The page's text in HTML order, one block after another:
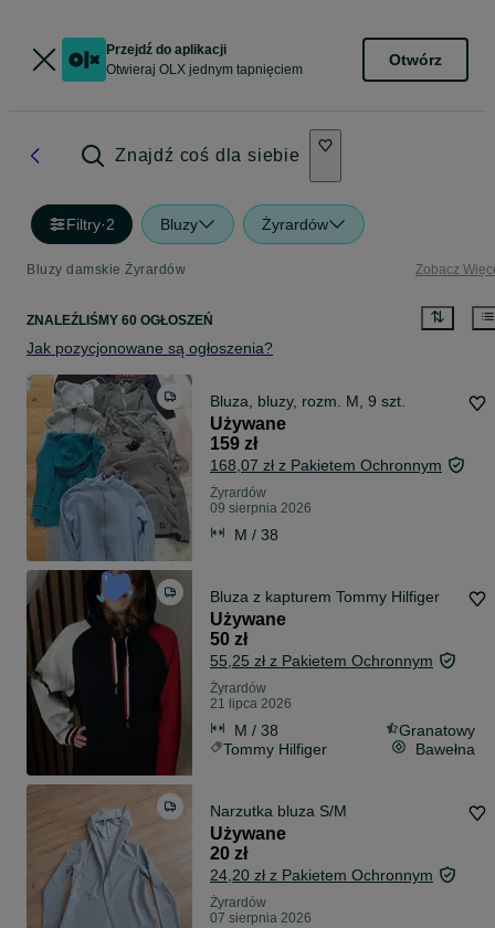
Przejdź do aplikacji
Otwieraj OLX jednym tapnięciem
Otwórz
Znajdź coś dla siebie
Filtry·2 Bluzy Żyrardów
Bluzy damskie Żyrardów Zobacz
ZNALEŹLIŚMY 60 OGŁOSZEŃ
Jak pozycjonowane są ogłoszenia?
Bluza, bluzy, rozm. M, 9 szt.
Używane
159 zł
168,07 zł z Pakietem Ochronnym
Żyrardów
09 sierpnia 2026
M / 38
Bluza z kapturem Tommy Hilfiger
Używane
50 zł
55,25 zł z Pakietem Ochronnym
Żyrardów
21 lipca 2026
M / 38
Granatowy
Tommy Hilfiger
Bawełna
Narzutka bluza S/M
Używane
20 zł
24,20 zł z Pakietem Ochronnym
Żyrardów
07 sierpnia 2026